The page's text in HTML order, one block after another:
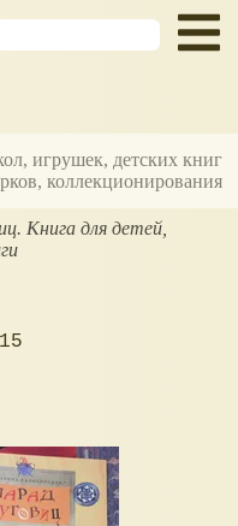
игрушек, детских книг
коллекционирования
Книга для детей,